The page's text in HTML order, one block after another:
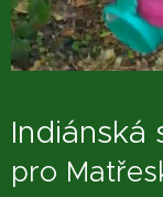
Indiánská
pro